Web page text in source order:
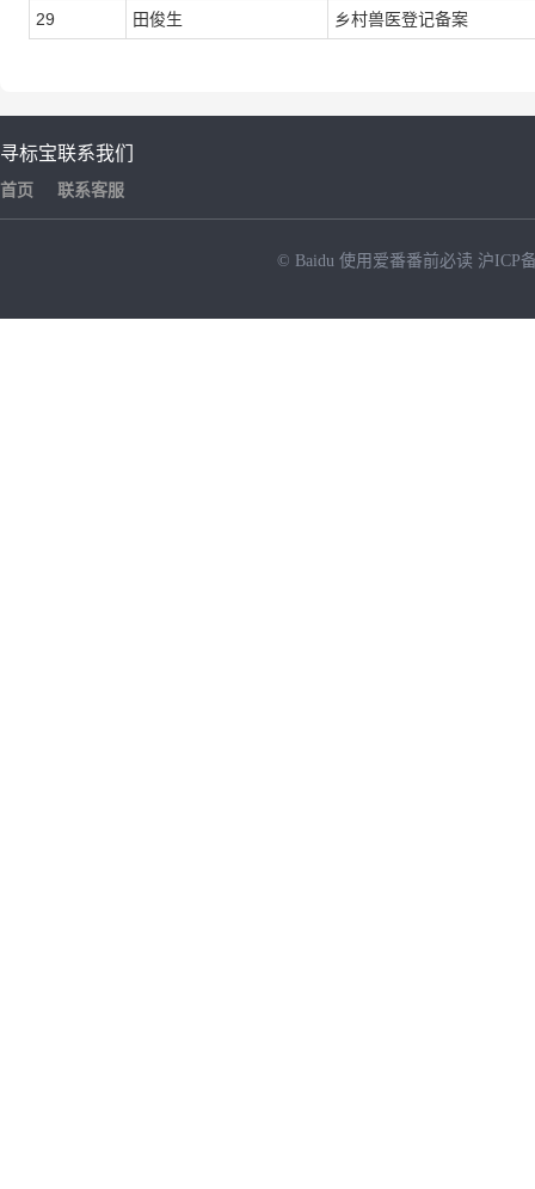
29 田俊生 乡村兽医登记备案
寻标宝
首页
联系我们
联系客服
© Baidu 使用爱番番前必读 沪ICP